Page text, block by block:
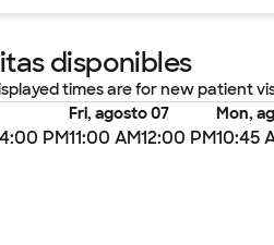
disponibles
times are for new patient
4:00 PM
Fri, agosto 07
11:00 AM12:00 PM
Mon,
10:45